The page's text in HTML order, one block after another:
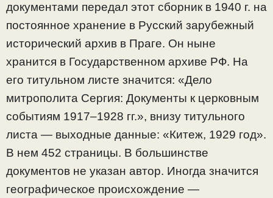
документами передал этот сборник в 1940 г. на
постоянное хранение в Русский зарубежный
исторический архив в Праге. Он ныне
хранится в Государственном архиве РФ. На
его титульном листе значится: «Дело
митрополита Сергия: Документы к церковным
событиям 1917–1928 гг.», внизу титульного
листа — выходные данные: «Китеж, 1929 год».
В нем 452 страницы. В большинстве
документов не указан автор. Иногда значится
географическое происхождение —